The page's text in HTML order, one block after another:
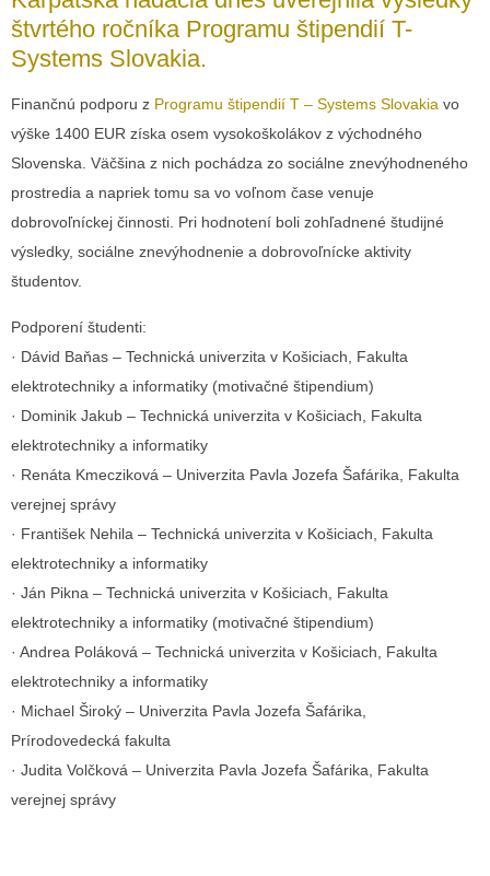
štvrtého ročníka Programu štipendií T-
Systems Slovakia.
Finančnú podporu z Programu štipendií T – Systems Slovakia vo
výške 1400 EUR získa osem vysokoškolákov z východného
Slovenska. Väčšina z nich pochádza zo sociálne znevýhodneného
prostredia a napriek tomu sa vo voľnom čase venuje
dobrovoľníckej činnosti. Pri hodnotení boli zohľadnené študijné
výsledky, sociálne znevýhodnenie a dobrovoľnícke aktivity
študentov.
Podporení študenti:
· Dávid Baňas – Technická univerzita v Košiciach, Fakulta
elektrotechniky a informatiky (motivačné štipendium)
· Dominik Jakub – Technická univerzita v Košiciach, Fakulta
elektrotechniky a informatiky
· Renáta Kmecziková – Univerzita Pavla Jozefa Šafárika, Fakulta
verejnej správy
· František Nehila – Technická univerzita v Košiciach, Fakulta
elektrotechniky a informatiky
· Ján Pikna – Technická univerzita v Košiciach, Fakulta
elektrotechniky a informatiky (motivačné štipendium)
· Andrea Poláková – Technická univerzita v Košiciach, Fakulta
elektrotechniky a informatiky
· Michael Široký – Univerzita Pavla Jozefa Šafárika,
Prírodovedecká fakulta
· Judita Volčková – Univerzita Pavla Jozefa Šafárika, Fakulta
verejnej správy